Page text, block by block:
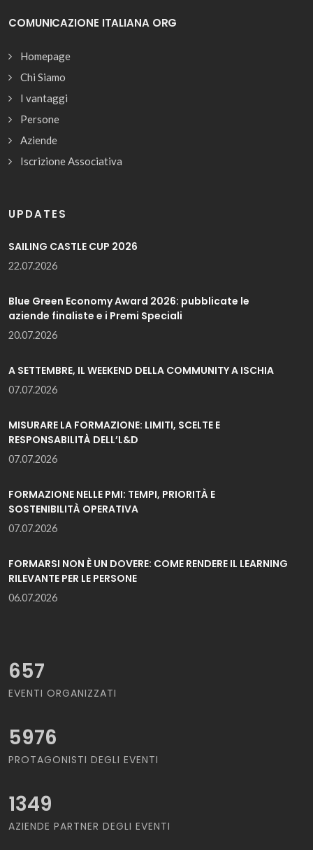
COMUNICAZIONE ITALIANA ORG
Homepage
Chi Siamo
I vantaggi
Persone
Aziende
Iscrizione Associativa
UPDATES
SAILING CASTLE CUP 2026
22.07.2026
Blue Green Economy Award 2026: pubblicate le
aziende finaliste e i Premi Speciali
20.07.2026
A SETTEMBRE, IL WEEKEND DELLA COMMUNITY A ISCHIA
07.07.2026
MISURARE LA FORMAZIONE: LIMITI, SCELTE E
RESPONSABILITÀ DELL’L&D
07.07.2026
FORMAZIONE NELLE PMI: TEMPI, PRIORITÀ E
SOSTENIBILITÀ OPERATIVA
07.07.2026
FORMARSI NON È UN DOVERE: COME RENDERE IL LEARNING
RILEVANTE PER LE PERSONE
06.07.2026
657
EVENTI ORGANIZZATI
5976
PROTAGONISTI DEGLI EVENTI
1349
AZIENDE PARTNER DEGLI EVENTI